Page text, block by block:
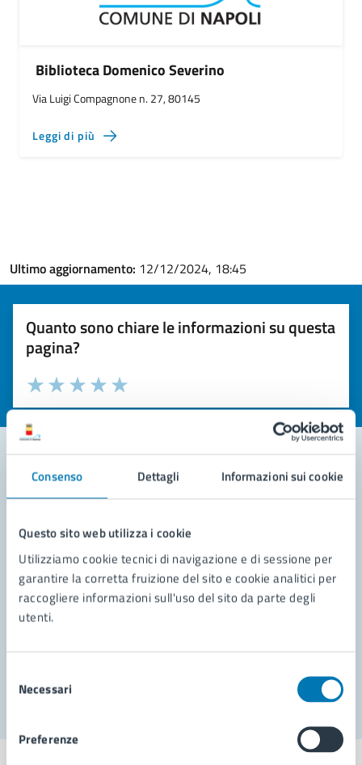
Consenso Dettagli Informazioni sui cookie
Questo sito web utilizza i cookie
Utilizziamo cookie tecnici di navigazione e di sessione per
garantire la corretta fruizione del sito e cookie analitici per
raccogliere informazioni sull'uso del sito da parte degli
utenti.
delNecessari
Preferenze
Biblioteca Domenico Severino
Via Luigi Compagnone n. 27, 80145
Leggi di più
Ultimo aggiornamento: 12/12/2024, 18:45
Quanto sono chiare le informazioni su questa
pagina?
Valuta la chiarezza delle informazioni (da 1 a 5 stelle)
Seleziona il numero di stelle per valutare la chiarezza delle
Valuta 5 stelle su 5
Valuta 4 stelle su 5
Valuta 3 stelle su 5
Valuta 2 stelle su 5
Valuta 1 stelle su 5
Contatta il comune
Leggi le domande frequenti
Richiedi assistenza
Prenota appuntamento